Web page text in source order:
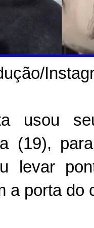
usou
(19),
levar
a porta do